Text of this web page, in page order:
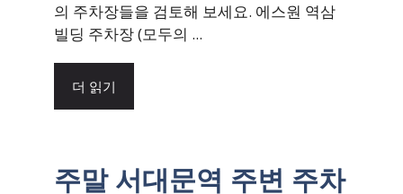
의 주차장들을 검토해 보세요. 에스원 역삼
빌딩 주차장 (모두의 ...
더 읽기
주말 서대문역 주변 주차